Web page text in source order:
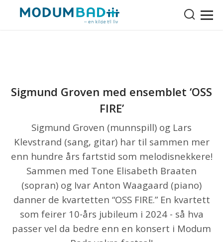
Sigmund Groven med ensemblet ‘OSS
FIRE’
Sigmund Groven (munnspill) og Lars
Klevstrand (sang, gitar) har til sammen mer
enn hundre års fartstid som melodisnekkere!
Sammen med Tone Elisabeth Braaten
(sopran) og Ivar Anton Waagaard (piano)
danner de kvartetten “OSS FIRE.” En kvartett
som feirer 10-års jubileum i 2024 - så hva
passer vel da bedre enn en konsert i Modum